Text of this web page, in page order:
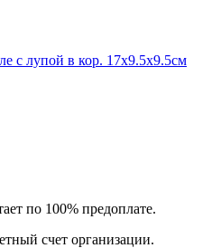
с лупой в кор. 17х9.5х9.5см
по 100% предоплате.
счет организации.